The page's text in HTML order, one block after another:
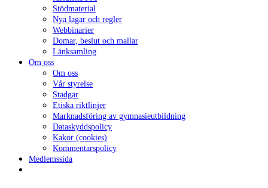
Stödmaterial
Nya lagar och regler
Webbinarier
Domar, beslut och mallar
Länksamling
Om oss
Om oss
Vår styrelse
Stadgar
Etiska riktlinjer
Marknadsföring av gymnasieutbildning
Dataskyddspolicy
Kakor (cookies)
Kommentarspolicy
Medlemssida